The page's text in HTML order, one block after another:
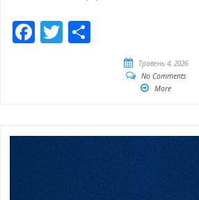
Facebook
Twitter
Травень 4, 2026
No Comments
More